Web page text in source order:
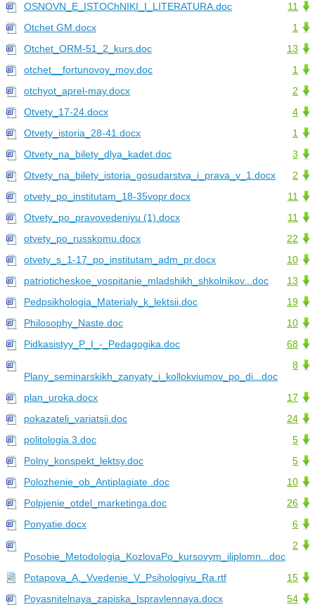
11
OSNOVN_E_ISTOChNIKI_I_LITERATURA.doc
1
Otchet GM.docx
13
Otchet_ORM-51_2_kurs.doc
1
otchet__fortunovoy_moy.doc
2
otchyot_aprel-may.docx
4
Otvety_17-24.docx
1
Otvety_istoria_28-41.docx
3
Otvety_na_bilety_dlya_kadet.doc
2
Otvety_na_bilety_istoria_gosudarstva_i_prava_v_1.docx
11
otvety_po_institutam_18-35vopr.docx
11
Otvety_po_pravovedeniyu (1).docx
22
otvety_po_russkomu.docx
10
otvety_s_1-17_po_institutam_adm_pr.docx
13
patrioticheskoe_vospitanie_mladshikh_shkolnikov...doc
19
Pedpsikhologia_Materialy_k_lektsii.doc
10
Philosophy_Naste.doc
68
Pidkasistyy_P_I_-_Pedagogika.doc
8
Plany_seminarskikh_zanyaty_i_kollokviumov_po_di...doc
17
plan_uroka.docx
24
pokazateli_variatsii.doc
5
politologia 3.doc
5
Polny_konspekt_lektsy.doc
10
Polozhenie_ob_Antiplagiate .doc
26
Polpjenie_otdel_marketinga.doc
6
Ponyatie.docx
2
Posobie_Metodologia_KozlovaPo_kursovym_iliplomn...doc
15
Potapova_A._Vvedenie_V_Psihologiyu_Ra.rtf
54
Poyasnitelnaya_zapiska_Ispravlennaya.docx